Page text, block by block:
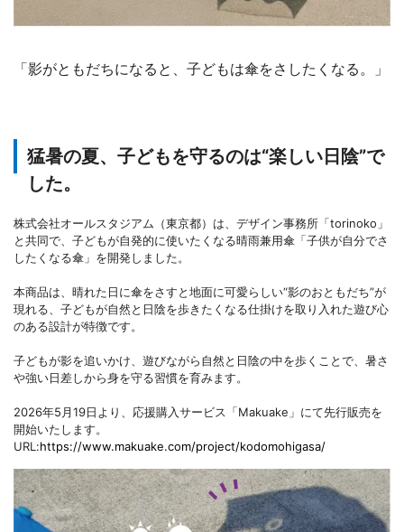
「影がともだちになると、子どもは傘をさしたくなる。」
猛暑の夏、子どもを守るのは“楽しい日陰”で
した。
株式会社オールスタジアム（東京都）は、デザイン事務所「torinoko」
と共同で、子どもが自発的に使いたくなる晴雨兼用傘「子供が自分でさ
したくなる傘」を開発しました。
本商品は、晴れた日に傘をさすと地面に可愛らしい“影のおともだち”が
現れる、子どもが自然と日陰を歩きたくなる仕掛けを取り入れた遊び心
のある設計が特徴です。
子どもが影を追いかけ、遊びながら自然と日陰の中を歩くことで、暑さ
や強い日差しから身を守る習慣を育みます。
2026年5月19日より、応援購入サービス「Makuake」にて先行販売を
開始いたします。
URL:https://www.makuake.com/project/kodomohigasa/